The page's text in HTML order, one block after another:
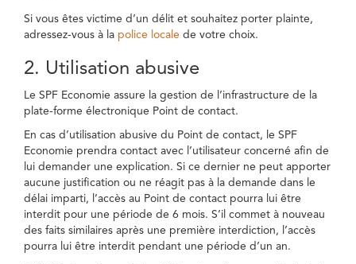
Si vous êtes victime d’un délit et souhaitez porter plainte,
adressez-vous à la police locale de votre choix.
2. Utilisation abusive
Le SPF Economie assure la gestion de l’infrastructure de la
plate-forme électronique Point de contact.
En cas d’utilisation abusive du Point de contact, le SPF
Economie prendra contact avec l’utilisateur concerné afin de
lui demander une explication. Si ce dernier ne peut apporter
aucune justification ou ne réagit pas à la demande dans le
délai imparti, l’accès au Point de contact pourra lui être
interdit pour une période de 6 mois. S’il commet à nouveau
des faits similaires après une première interdiction, l’accès
pourra lui être interdit pendant une période d’un an.